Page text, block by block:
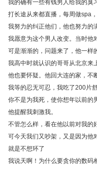
我的确有一些有钱男人给我的臭
打长途从来都直播，每周做spa
我努力的纠正他们，他也努力的
我愿意为这个男人改变。当时他
可是渐渐的，问题来了，他一样
我高中时就认识的哥哥从北京来
他也要怀疑。他回大连的家，不
我等的忍无可忍，我吃了200片
你不是为我死，使你想年以前的
他提醒我刺激我。
不管怎么样，看在他以前对我的
可今天我们又吵架，又是因为他
就是不想环了
我说天啊！为什么要贪你的数码